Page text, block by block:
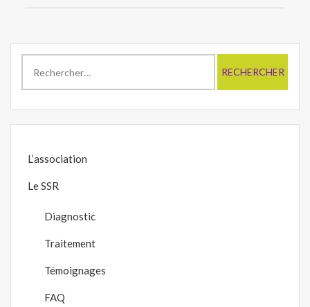
L’association
Le SSR
Diagnostic
Traitement
Témoignages
FAQ